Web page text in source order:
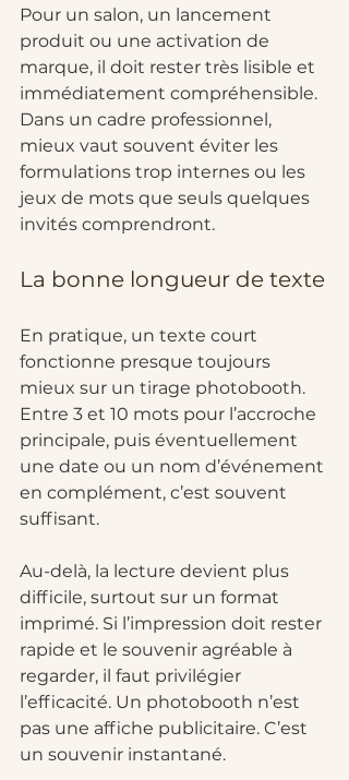
Pour un salon, un lancement
produit ou une activation de
marque, il doit rester très lisible et
immédiatement compréhensible.
Dans un cadre professionnel,
mieux vaut souvent éviter les
formulations trop internes ou les
jeux de mots que seuls quelques
invités comprendront.
La bonne longueur de texte
En pratique, un texte court
fonctionne presque toujours
mieux sur un tirage photobooth.
Entre 3 et 10 mots pour l’accroche
principale, puis éventuellement
une date ou un nom d’événement
en complément, c’est souvent
suffisant.
Au-delà, la lecture devient plus
difficile, surtout sur un format
imprimé. Si l’impression doit rester
rapide et le souvenir agréable à
regarder, il faut privilégier
l’efficacité. Un photobooth n’est
pas une affiche publicitaire. C’est
un souvenir instantané.